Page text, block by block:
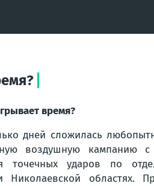
время?
дней сложилась
воздушную кампанию
точечных ударов по
Николаевской областях.